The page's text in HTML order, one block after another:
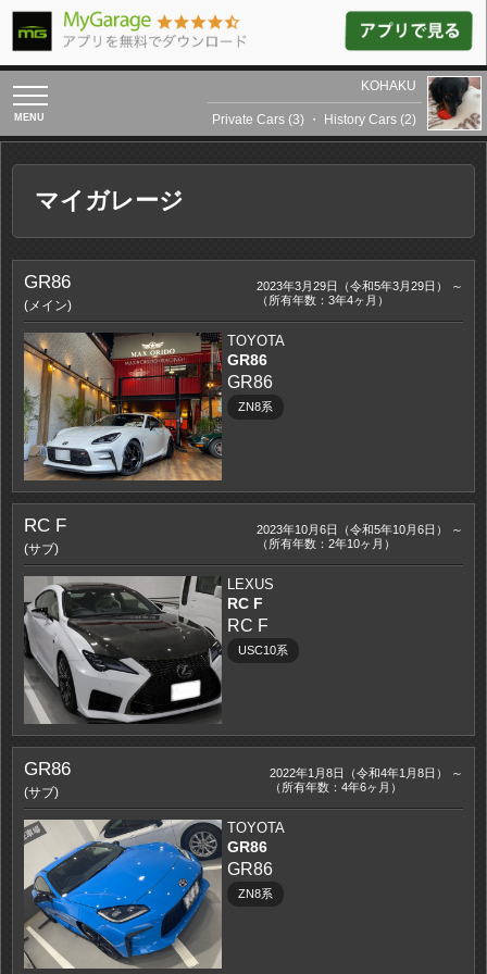
toggle
navigation
KOHAKU
Private Cars (3) ・ History Cars (2)
マイガレージ
GR86
(メイン)
2023年3月29日（令和5年3月29日） ～
（所有年数：3年4ヶ月）
TOYOTA
GR86
GR86
ZN8系
RC F
(サブ)
2023年10月6日（令和5年10月6日） ～
（所有年数：2年10ヶ月）
LEXUS
RC F
RC F
USC10系
GR86
(サブ)
2022年1月8日（令和4年1月8日） ～
（所有年数：4年6ヶ月）
TOYOTA
GR86
GR86
ZN8系